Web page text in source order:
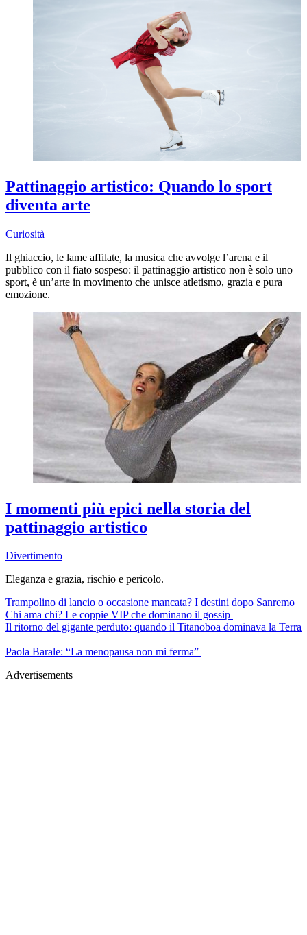
Pattinaggio artistico: Quando lo sport
diventa arte
Curiosità
Il ghiaccio, le lame affilate, la musica che avvolge l’arena e il
pubblico con il fiato sospeso: il pattinaggio artistico non è solo uno
sport, è un’arte in movimento che unisce atletismo, grazia e pura
emozione.
I momenti più epici nella storia del
pattinaggio artistico
Divertimento
Eleganza e grazia, rischio e pericolo.
Trampolino di lancio o occasione mancata? I destini dopo Sanremo
Chi ama chi? Le coppie VIP che dominano il gossip
Il ritorno del gigante perduto: quando il Titanoboa dominava la Terra
Paola Barale: “La menopausa non mi ferma”
Advertisements